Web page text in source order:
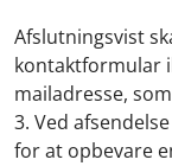
Afslutningsvist
kontaktformular
mailadresse,
3. Ved
for at opbevare